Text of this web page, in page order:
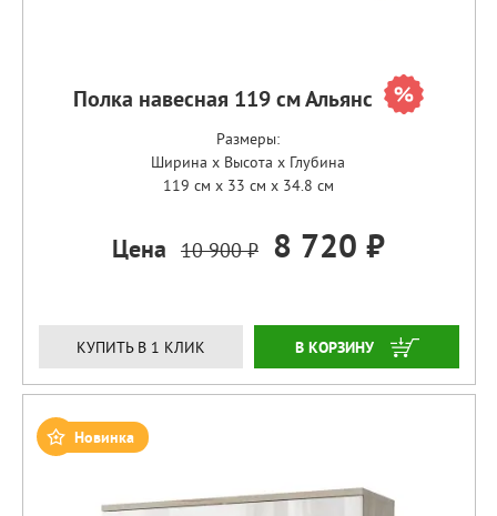
Полка навесная 119 см Альянс
Размеры:
Ширина x Высота x Глубина
119 см x 33 см x 34.8 см
Цена 10 900 ₽ 8 720 ₽
КУПИТЬ В 1 КЛИК ЗАКАЗАТЬ
Новинка